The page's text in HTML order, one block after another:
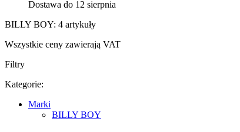
Dostawa do 12 sierpnia
BILLY BOY: 4 artykuły
Wszystkie ceny zawierają VAT
Filtry
Kategorie:
Marki
BILLY BOY